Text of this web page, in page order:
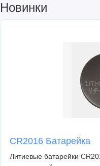
Новинки
CR2016 Батарейка
Литиевые батарейки